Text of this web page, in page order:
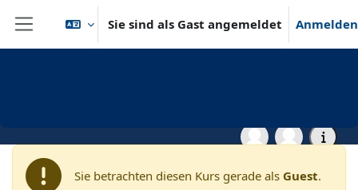
Website-Übersicht
Sie sind als Gast angemeldet Anmelden
Sie betrachten diesen Kurs gerade als Guest.